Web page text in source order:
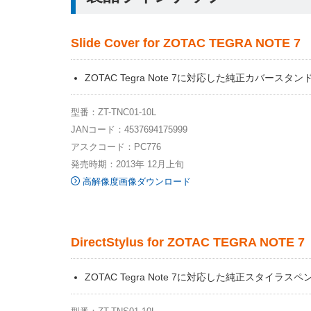
Slide Cover for ZOTAC TEGRA NOTE 7
ZOTAC Tegra Note 7に対応した純正カバースタン
型番：ZT-TNC01-10L
JANコード：4537694175999
アスクコード：PC776
発売時期：2013年 12月上旬
高解像度画像ダウンロード
DirectStylus for ZOTAC TEGRA NOTE 7
ZOTAC Tegra Note 7に対応した純正スタイラスペ